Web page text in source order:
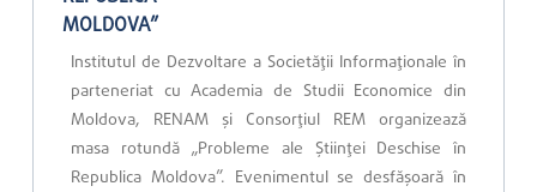
MOLDOVA”
Institutul de Dezvoltare a Societății Informaționale în
parteneriat cu Academia de Studii Economice din
Moldova, RENAM și Consorțiul REM organizează
masa rotundă „Probleme ale Științei Deschise în
Republica Moldova”. Evenimentul se desfășoară în